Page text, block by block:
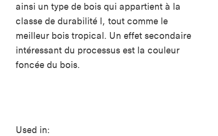
ainsi un type de bois qui appartient à la
classe de durabilité I, tout comme le
meilleur bois tropical. Un effet secondaire
intéressant du processus est la couleur
foncée du bois.
Used in: